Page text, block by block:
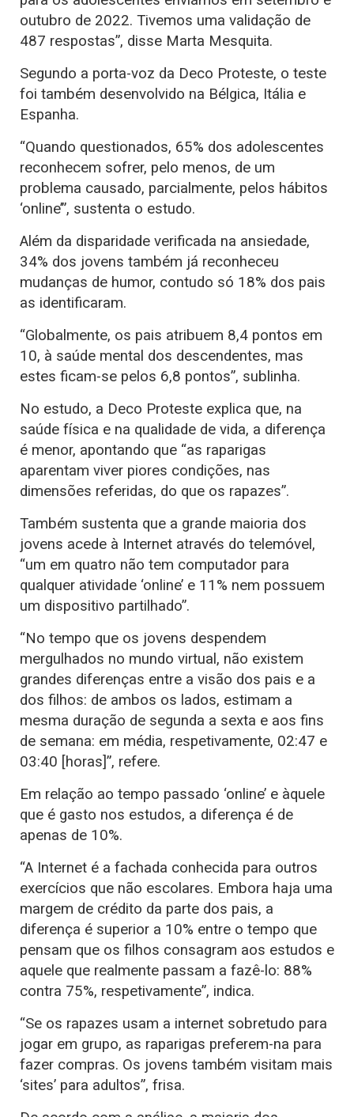
outubro de 2022. Tivemos uma validação de
487 respostas”, disse Marta Mesquita.
Segundo a porta-voz da Deco Proteste, o teste
foi também desenvolvido na Bélgica, Itália e
Espanha.
“Quando questionados, 65% dos adolescentes
reconhecem sofrer, pelo menos, de um
problema causado, parcialmente, pelos hábitos
‘online’”, sustenta o estudo.
Além da disparidade verificada na ansiedade,
34% dos jovens também já reconheceu
mudanças de humor, contudo só 18% dos pais
as identificaram.
“Globalmente, os pais atribuem 8,4 pontos em
10, à saúde mental dos descendentes, mas
estes ficam-se pelos 6,8 pontos”, sublinha.
No estudo, a Deco Proteste explica que, na
saúde física e na qualidade de vida, a diferença
é menor, apontando que “as raparigas
aparentam viver piores condições, nas
dimensões referidas, do que os rapazes”.
Também sustenta que a grande maioria dos
jovens acede à Internet através do telemóvel,
“um em quatro não tem computador para
qualquer atividade ‘online’ e 11% nem possuem
um dispositivo partilhado”.
“No tempo que os jovens despendem
mergulhados no mundo virtual, não existem
grandes diferenças entre a visão dos pais e a
dos filhos: de ambos os lados, estimam a
mesma duração de segunda a sexta e aos fins
de semana: em média, respetivamente, 02:47 e
03:40 [horas]”, refere.
Em relação ao tempo passado ‘online’ e àquele
que é gasto nos estudos, a diferença é de
apenas de 10%.
“A Internet é a fachada conhecida para outros
exercícios que não escolares. Embora haja uma
margem de crédito da parte dos pais, a
diferença é superior a 10% entre o tempo que
pensam que os filhos consagram aos estudos e
aquele que realmente passam a fazê-lo: 88%
contra 75%, respetivamente”, indica.
“Se os rapazes usam a internet sobretudo para
jogar em grupo, as raparigas preferem-na para
fazer compras. Os jovens também visitam mais
‘sites’ para adultos”, frisa.